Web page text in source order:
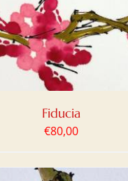
Fiducia
€80,00